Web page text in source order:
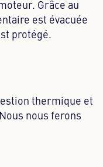
Grâce au
est évacuée
protégé.
thermique et
nous ferons